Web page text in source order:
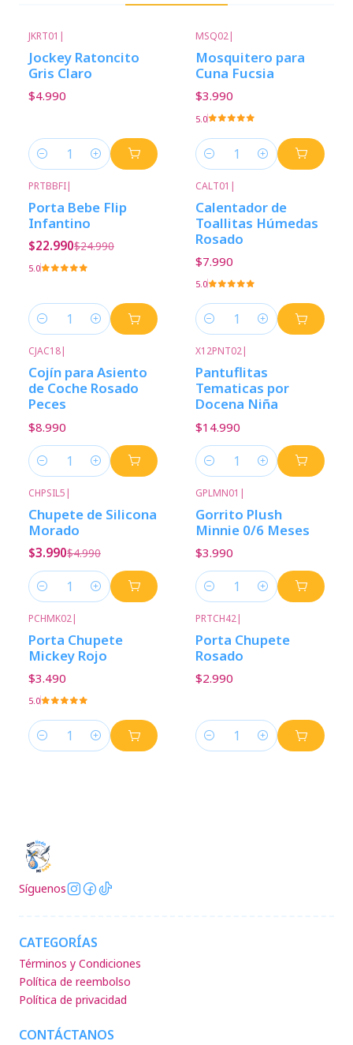
JKRT01 |
Jockey Ratoncito
Gris Claro
$4.990
Cantidad
MSQ02|
Mosquitero para
Cuna Fucsia
$3.990
5.0
Cantidad
PRTBBFI|
Porta Bebe Flip
Infantino
$22.990$24.990
5.0
Cantidad
CALT01 |
Calentador de
Toallitas Húmedas
Rosado
$7.990
5.0
Cantidad
CJAC18|
Cojín para Asiento
de Coche Rosado
Peces
$8.990
Cantidad
X12PNT02|
Pantuflitas
Tematicas por
Docena Niña
$14.990
Cantidad
CHPSIL5 |
Chupete de Silicona
Morado
$3.990$4.990
Cantidad
GPLMN01 |
Gorrito Plush
Minnie 0/6 Meses
$3.990
Cantidad
PCHMK02|
Porta Chupete
Mickey Rojo
$3.490
5.0
Cantidad
PRTCH42|
Porta Chupete
Rosado
$2.990
Cantidad
Síguenos
CATEGORÍAS
Términos y Condiciones
Política de reembolso
Política de privacidad
CONTÁCTANOS